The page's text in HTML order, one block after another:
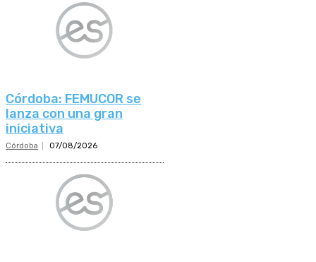
Córdoba: FEMUCOR se
lanza con una gran
iniciativa
Córdoba 07/08/2026